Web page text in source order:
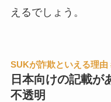
えるでしょう。
SUKが詐欺といえる理由
日本向けの記載が
不透明